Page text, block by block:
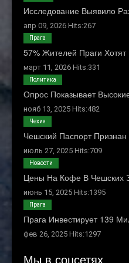
Исследование Выявило
апр 09, 2026 Hits:267
57% Жителей Праги
март 11, 2026 Hits:331
Прага
Опрос Показывает
нояб 13, 2025 Hits:482
Политика
Чешский Паспорт
июль 27, 2025 Hits:709
Чехия
Цены На Кофе В Чешских
июнь 15, 2025 Hits:1395
Новости
Прага Инвестирует 139
фев 26, 2025 Hits:1297
Прага
Мы в соцсетях